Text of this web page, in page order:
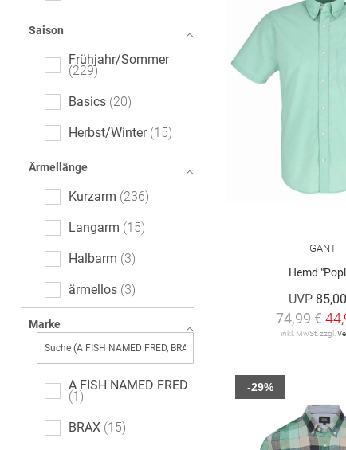
floral 18
Ajour 5
All-Over-Print (AOP)
4
Tartan 4
gepunktet 3
Paisley-Muster
Saison
Frühjahr/Sommer
229
Basics 20
Herbst/Winter 15
Ärmellänge
Kurzarm 236
Langarm 15
Halbarm 3
ärmellos 3
Marke
A FISH NAMED FRED
1
BRAX 15
GANT
Hemd
UVP
74,99 €
inkl. MwSt. zzgl.
-29%